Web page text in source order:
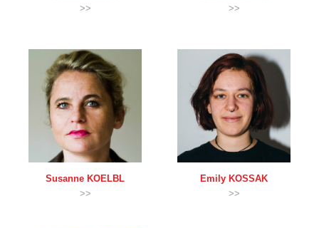
>>
>>
Susanne KOELBL
>>
Emily KOSSAK
>>